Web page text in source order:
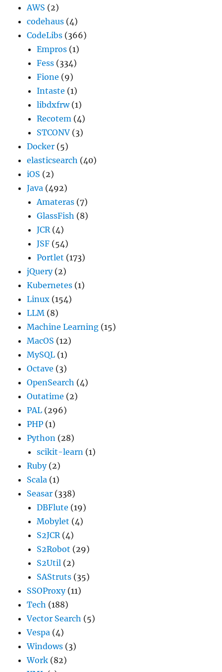
AWS (2)
codehaus (4)
CodeLibs (366)
Empros (1)
Fess (334)
Fione (9)
Intaste (1)
libdxfrw(1)
Recotem (4)
STCONV (3)
Docker (5)
elasticsearch (40)
iOS (2)
Java (492)
Amateras (7)
GlassFish (8)
JCR(4)
JSF (54)
Portlet (173)
jQuery(2)
Kubernetes (1)
Linux (154)
LLM (8)
Machine Learning (15)
MacOS (12)
MySQL (1)
Octave (3)
OpenSearch (4)
Outatime (2)
PAL (296)
PHP (1)
Python (28)
scikit-learn (1)
Ruby(2)
Scala (1)
Seasar (338)
DBFlute (19)
Mobylet (4)
S2JCR(4)
S2Robot (29)
S2Util (2)
SAStruts (35)
SSOProxy(11)
Tech (188)
Vector Search (5)
Vespa (4)
Windows (3)
Work (82)